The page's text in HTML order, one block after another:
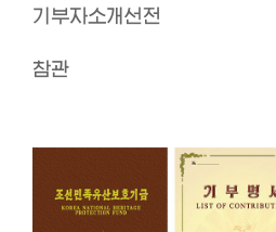
기부자소개선전
참관